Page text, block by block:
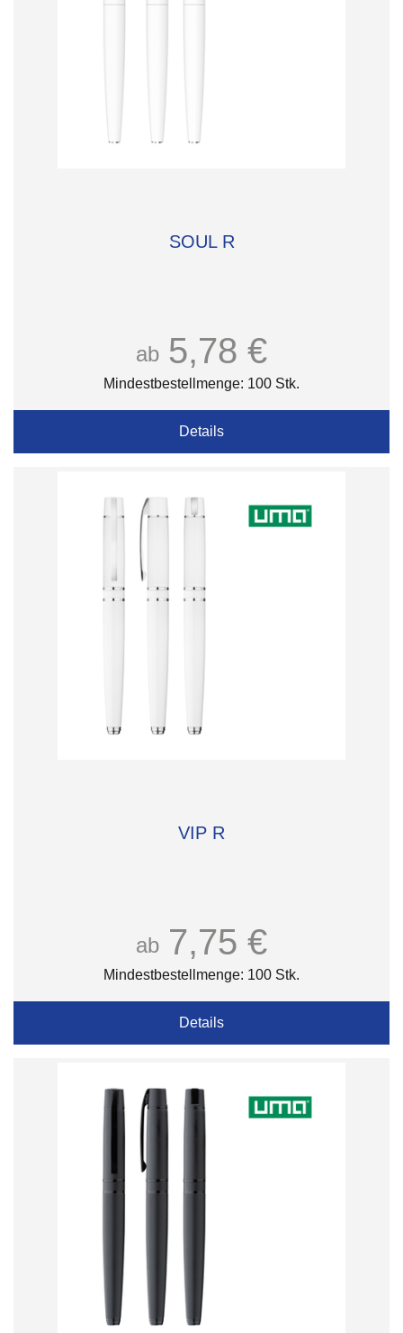
SOUL R
ab 5,78 €
Mindestbestellmenge: 100 Stk.
Details
VIP R
ab 7,75 €
Mindestbestellmenge: 100 Stk.
Details